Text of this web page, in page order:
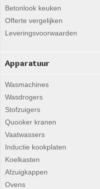
Betonlook keuken
Offerte vergelijken
Leveringsvoorwaarden
Apparatuur
Wasmachines
Wasdrogers
Stofzuigers
Quooker kranen
Vaatwassers
Inductie kookplaten
Koelkasten
Afzuigkappen
Ovens